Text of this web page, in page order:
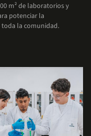
formación
m² de laboratorios y
potenciar la
toda la comunidad.